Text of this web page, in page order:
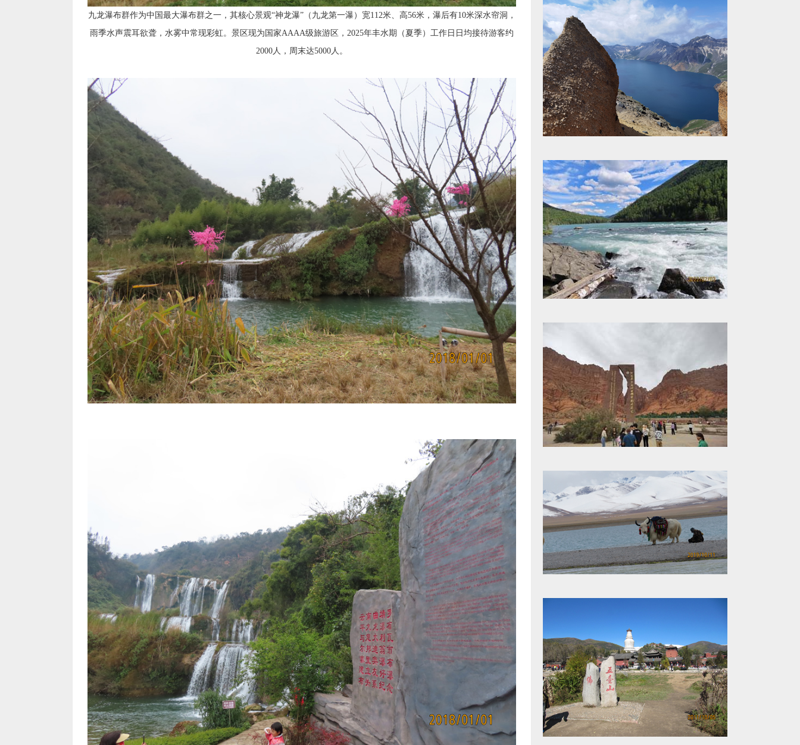
九龙瀑布群作为中国最大瀑布群之一，其核心景观“神龙瀑”（九龙第一瀑）宽112米、高56米，瀑后有10米深水帘洞，
雨季水声震耳欲聋，水雾中常现彩虹。景区现为国家AAAA级旅游区，2025年丰水期（夏季）工作日日均接待游客约
2000人，周末达5000人。